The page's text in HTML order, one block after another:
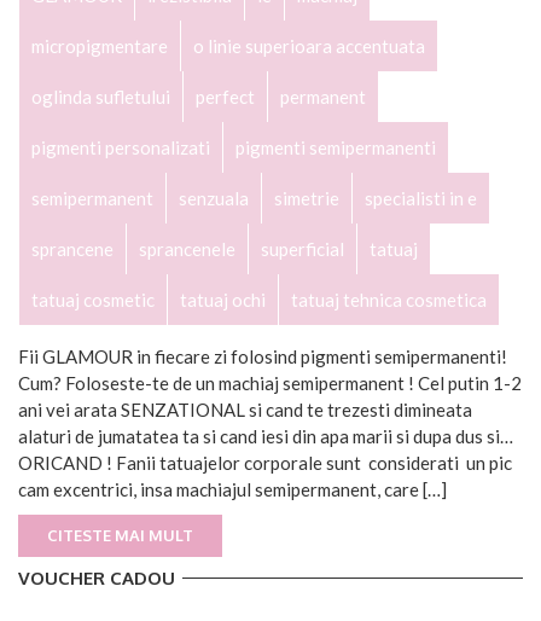
micropigmentare o linie superioara accentuata
oglinda sufletului perfect permanent
pigmenti personalizati pigmenti semipermanenti
semipermanent senzuala simetrie specialisti in e
sprancene sprancenele superficial tatuaj
tatuaj cosmetic tatuaj ochi tatuaj tehnica cosmetica
Fii GLAMOUR in fiecare zi folosind pigmenti semipermanenti!
Cum? Foloseste-te de un machiaj semipermanent ! Cel putin 1-2
ani vei arata SENZATIONAL si cand te trezesti dimineata
alaturi de jumatatea ta si cand iesi din apa marii si dupa dus si…
ORICAND ! Fanii tatuajelor corporale sunt considerati un pic
cam excentrici, insa machiajul semipermanent, care […]
CITESTE MAI MULT
VOUCHER CADOU